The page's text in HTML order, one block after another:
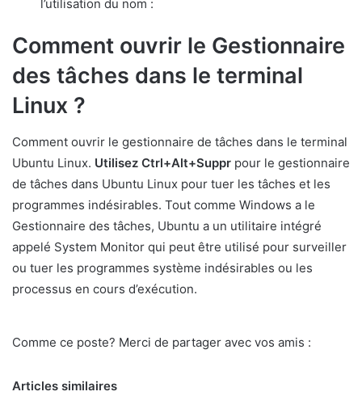
l’utilisation du nom :
Comment ouvrir le Gestionnaire
des tâches dans le terminal
Linux ?
Comment ouvrir le gestionnaire de tâches dans le terminal
Ubuntu Linux. Utilisez Ctrl+Alt+Suppr pour le gestionnaire
de tâches dans Ubuntu Linux pour tuer les tâches et les
programmes indésirables. Tout comme Windows a le
Gestionnaire des tâches, Ubuntu a un utilitaire intégré
appelé System Monitor qui peut être utilisé pour surveiller
ou tuer les programmes système indésirables ou les
processus en cours d’exécution.
Comme ce poste? Merci de partager avec vos amis :
Articles similaires